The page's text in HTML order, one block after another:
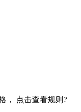
， 点击查看规则 ?